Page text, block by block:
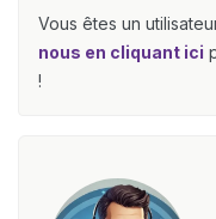
Vous êtes un
nous en cliquant ici
!